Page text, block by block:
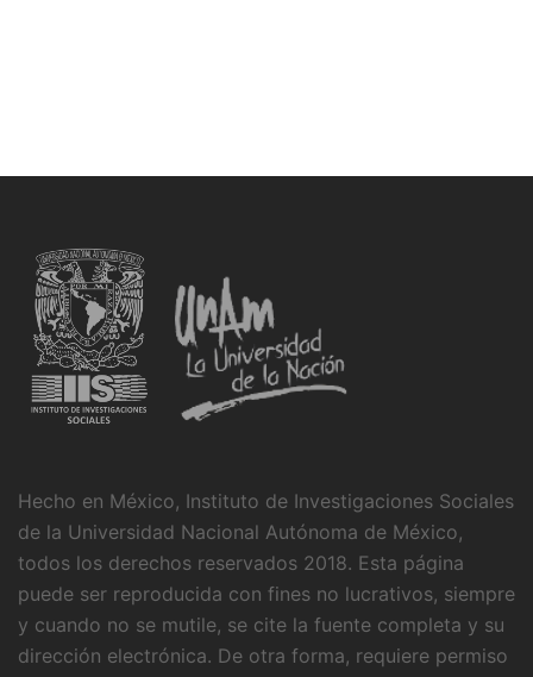
Hecho en México, Instituto de Investigaciones Sociales
de la Universidad Nacional Autónoma de México,
todos los derechos reservados 2018. Esta página
puede ser reproducida con fines no lucrativos, siempre
y cuando no se mutile, se cite la fuente completa y su
dirección electrónica. De otra forma, requiere permiso